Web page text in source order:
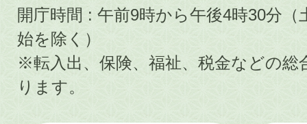
開庁時間 : 午前9時から午後4時30分
始を除く）
※転入出、保険、福祉、税金などの総
ります。